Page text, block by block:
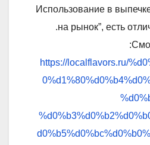
Использование в
на рынок”, есть
https://localflavors.ru/